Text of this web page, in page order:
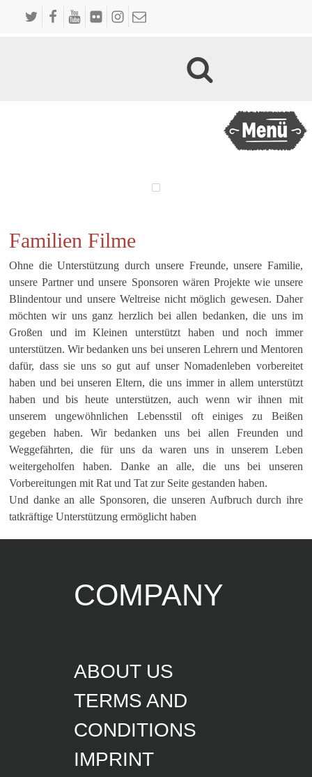
Familien Filme
Ohne die Unterstützung durch unsere Freunde, unsere Familie,
unsere Partner und unsere Sponsoren wären Projekte wie unsere
Blindentour und unsere Weltreise nicht möglich gewesen. Daher
möchten wir uns ganz herzlich bei allen bedanken, die uns im
Großen und im Kleinen unterstützt haben und noch immer
unterstützen. Wir bedanken uns bei unseren Lehrern und Mentoren
dafür, dass sie uns so gut auf unser Nomadenleben vorbereitet
haben und bei unseren Eltern, die uns immer in allem unterstützt
haben und bis heute unterstützen, auch wenn wir ihnen mit
unserem ungewöhnlichen Lebensstil oft einiges zu Beißen
gegeben haben. Wir bedanken uns bei allen Freunden und
Weggefährten, die für uns da waren uns in unserem Leben
weitergeholfen haben. Danke an alle, die uns bei unseren
Vorbereitungen mit Rat und Tat zur Seite gestanden haben.
Und danke an alle Sponsoren, die unseren Aufbruch durch ihre
tatkräftige Unterstützung ermöglicht haben
COMPANY
ABOUT US
TERMS AND
CONDITIONS
IMPRINT